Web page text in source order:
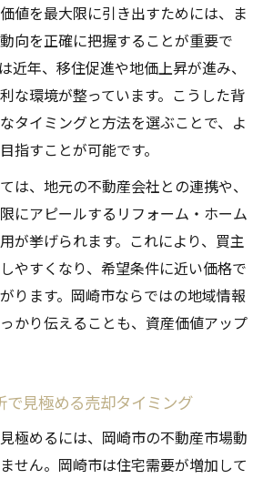
値を最大限に引き出すためには、ま
向を正確に把握することが重要で
近年、移住促進や地価上昇が進み、
な環境が整っています。こうした背
タイミングと方法を選ぶことで、よ
指すことが可能です。
は、地元の不動産会社との連携や、
にアピールするリフォーム・ホーム
が挙げられます。これにより、買主
やすくなり、希望条件に近い価格で
ります。岡崎市ならではの地域情報
かり伝えることも、資産価値アップ
で見極める売却タイミング
極めるには、岡崎市の不動産市場動
せん。岡崎市は住宅需要が増加して